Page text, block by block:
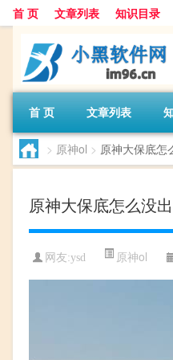
首 页 文章列表 知识目录
首 页 文章列表
> 原神ol > 原神大保底怎
原神大保底怎么没出
网友:ysd 原神ol